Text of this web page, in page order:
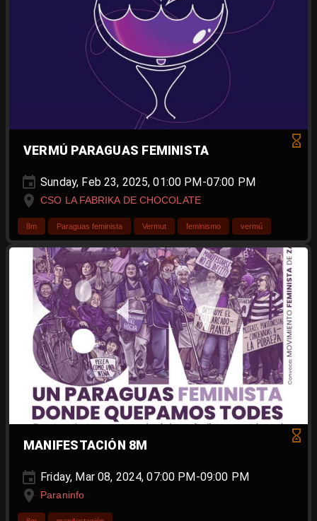
VERMÚ PARAGUAS FEMINISTA
Sunday, Feb 23, 2025, 01:00 PM-07:00 PM
CSO LA FABRIKA DE CHOCOLATE
8m Paraguas feminista Vermut feminismo vermú
MANIFESTACIÓN 8M
Friday, Mar 08, 2024, 07:00 PM-09:00 PM
Paraninfo